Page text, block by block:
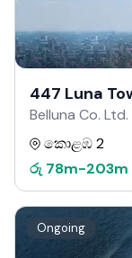
447 Luna
Belluna Co.
කොළඹ 2
රු 78m-203m
Ongoing